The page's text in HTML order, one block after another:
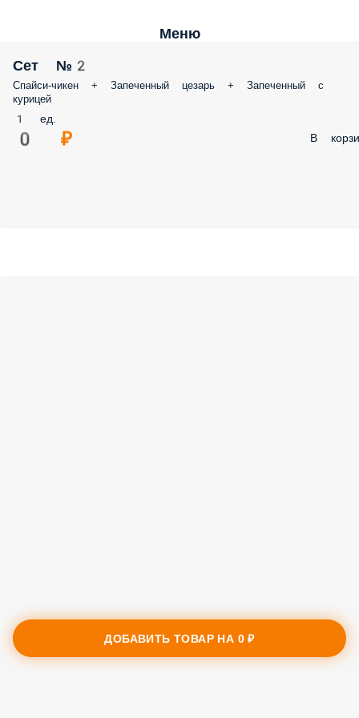
Меню
Сет №2
Спайси-чикен + Запеченный цезарь + Запеченный с
курицей
1 ед.
0 ₽ В
ДОБАВИТЬ ТОВАР НА 0 ₽